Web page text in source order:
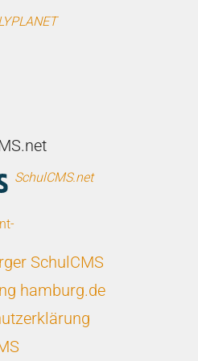
SchulCMS.net
SchulCMS
hamburg.de